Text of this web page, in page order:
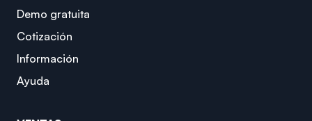
Demo gratuita
Cotización
Información
Ayuda